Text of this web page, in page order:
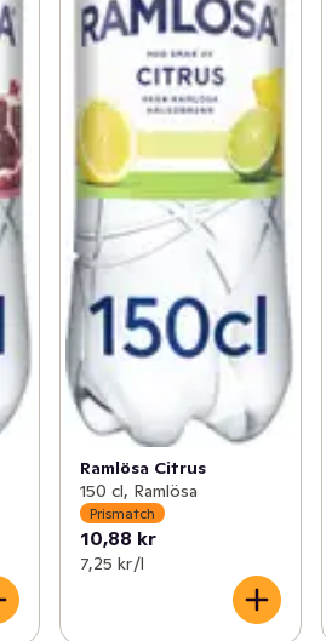
Ramlösa Citrus
150 cl, Ramlösa
Prismatch
10,88 kr
7,25 kr /l